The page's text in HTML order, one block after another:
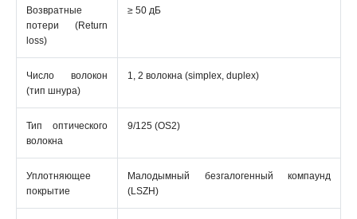
Возвратные
потери (Return
loss)
≥ 50 дБ
Число волокон
(тип шнура)
1, 2 волокна (simplex, duplex)
Тип оптического
волокна
9/125 (ОS2)
Уплотняющее
покрытие
Малодымный безгалогенный компаунд
(LSZH)